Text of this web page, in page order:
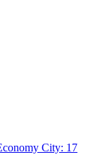
City: 17